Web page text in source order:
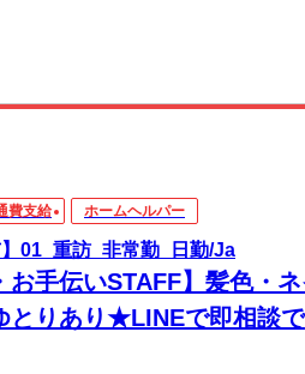
費支給 ホームヘルパー
01_重訪_非常勤_日勤/Ja
お手伝いSTAFF】髪色・ネ
とりあり★LINEで即相談